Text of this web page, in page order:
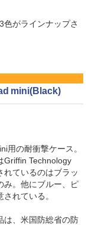
がラインナップさ
mini(Black)
の耐衝撃ケース。
Griffin Technology
れているのはブラッ
み。他にブルー、ピ
されている。
、米国防総省の防